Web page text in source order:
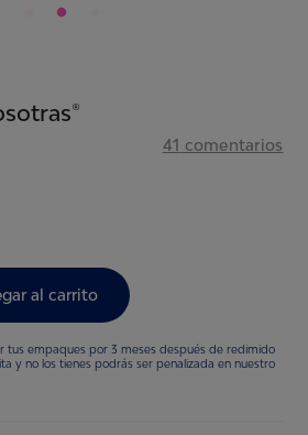
41 comentarios
al carrito
tus empaques por 3 meses después de redimido
y no los tienes podrás ser penalizada en nuestro